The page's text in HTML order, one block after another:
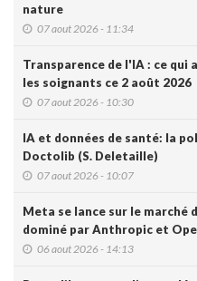
nature
07 aout 2026 - 11:34
Transparence de l'IA : ce qui
les soignants ce 2 août 2026
07 aout 2026 - 10:30
IA et données de santé: la
Doctolib (S. Deletaille)
07 aout 2026 - 10:07
Meta se lance sur le marché
dominé par Anthropic et
06 aout 2026 - 14:13